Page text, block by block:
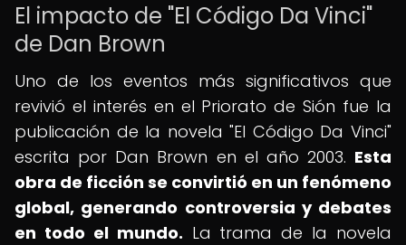
El impacto de "El Código Da Vinci"
de Dan Brown
Uno de los eventos más significativos que
revivió el interés en el Priorato de Sión fue la
publicación de la novela "El Código Da Vinci"
escrita por Dan Brown en el año 2003. Esta
obra de ficción se convirtió en un fenómeno
global, generando controversia y debates
en todo el mundo. La trama de la novela